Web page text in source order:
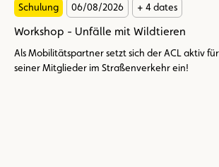
Schulung 06/08/2026 + 4 dates
Workshop - Unfälle mit Wildtieren
Als Mobilitätspartner setzt sich der ACL aktiv
seiner Mitglieder im Straßenverkehr ein!